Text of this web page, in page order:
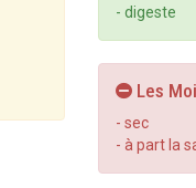
- digeste
Les
- sec
- à part la